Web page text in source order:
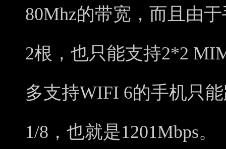
80Mhz的带宽，而且由
2根，也只能支持2*2
多支持WIFI 6的手机只
1/8，也就是1201Mbps。